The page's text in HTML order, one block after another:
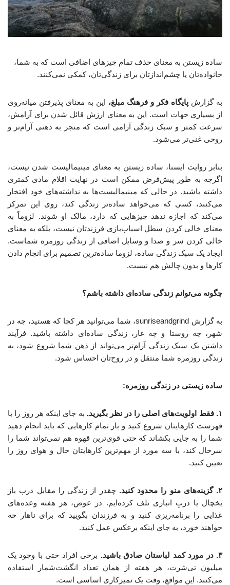
ساده زیستن به معنای حذف تمام چیزهای اضافی است که به شما،
خانواده‌تان یا چشم‌اندازتان برای زندگی‌تان، کمکی نمی‌کنند.
به گزارش پایگاه فکر و فرهنگ مبلغ، این به معنای پذیرفتن میانه‌روی
از بسیاری جهات است. این به معنای ارزش قائل شدن برای آرامش،
سرعت کمتر و سبک زندگی آرامی است که منجر به ذهنی آرام‌تر و
روحی غنی‌تر می‌شود.
بنابر روایت ایسنا، ساده زیستن به معنای مینیمالیست شدن نیست،
اگرچه به طور پیش‌فرض ممکن است در نهایت اقلام مادی کمتری
داشته باشید. در حالی که مینیمالیست‌ها به نداشته‌های خود افتخار
می‌کنند، کسی که می‌خواهد ساده‌تر زندگی کند، روی این تمرکز
می‌کند که اجازه ندهد چیزهایی که دارد، مالک او شوند. لزوماً به
معنای خالی کردن سطل اسباب‌بازی فرزندتان نیست، بلکه به معنای
خالی کردن سر و صدا و وسایل اضافی از زندگی روزمره شماست.
ایجاد یک سبک زندگی ساده، لزوما ساده‌ترین تصمیم برای انجام دادن
کارها و بدون چالش هم نیست.
چگونه می‌توانم زندگی ساده‌ای داشته باشم؟
به گزارش sunriseandgrind، شما می‌توانید هر کجا که هستید، چه در
شهر، چه روستا و چه غار، زندگی ساده‌ای داشته باشید. فرآیند
داشتن یک سبک زندگی آرام‌تر می‌تواند از ذهن شما شروع شود، به
زندگی روزمره شما منتقل و در روح‌تان احساس شود.
ساده زیستی در زندگی روزمره:
۱. فقط اولویت‌های اصلی را در نظر بگیرید.
به جای اینکه هر روز را با
فهرست کارهایتان شروع کنید و بار تمام کارهایی که باید انجام دهید
شما را به جایی بکشاند که حتی قوی‌ترین قهوه هم نمی‌تواند شما را
سرحال کند، با سه مورد از مهم‌ترین کارهایتان حال و هوای روز را
تعیین کنید.
۲. گزینه‌های منو را محدود کنید.
چقدر از زندگی‌ را مقابل درب باز
یخچال یا دربِ انباری تلف کرده‌ایم. در عوض، هر هفته وعده‌های
غذایی‌ را برنامه‌ریزی کنید و به فرزندان بگویید که برای ناهار چه
خواهند خورد، به جای اینکه برعکس عمل کنید.
۳. در مورد کمد لباستان صادق باشید.
برخی افراد حتی با وجود یک
میلیون تی‌شرت، هر هفته از همان تعداد انگشت‌شمار استفاده
می‌کنند. این مواقع، وقت یک تمیزکاری اساسی است.